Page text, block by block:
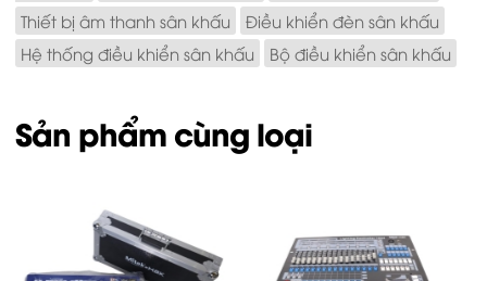
Thiết bị âm thanh sân khấu
Điều khiển đèn sân khấu
Hệ thống điều khiển sân khấu
Bộ điều khiển sân khấu
Sản phẩm cùng loại